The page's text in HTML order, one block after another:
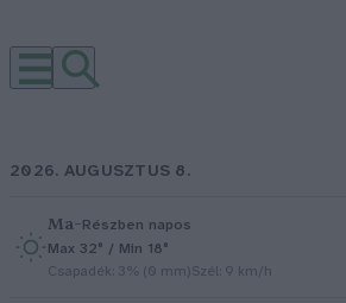
2026. AUGUSZTUS 8.
Ma–Részben napos
Max 32° / Min 18°
Csapadék: 3% (0 mm)Szél: 9 km/h